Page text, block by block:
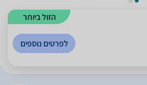
הזול ביותר
לפרטים נוספים